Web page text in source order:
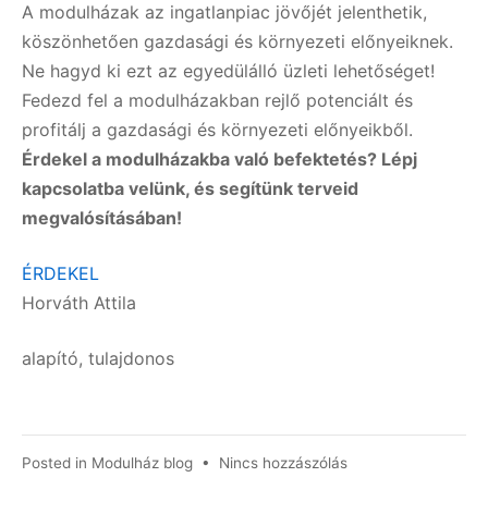
A modulházak az ingatlanpiac jövőjét jelenthetik,
köszönhetően gazdasági és környezeti előnyeiknek.
Ne hagyd ki ezt az egyedülálló üzleti lehetőséget!
Fedezd fel a modulházakban rejlő potenciált és
profitálj a gazdasági és környezeti előnyeikből.
Érdekel a modulházakba való befektetés? Lépj
kapcsolatba velünk, és segítünk terveid
megvalósításában!
ÉRDEKEL
Horváth Attila
alapító, tulajdonos
Posted in Modulház blog • Nincs hozzászólása(z)